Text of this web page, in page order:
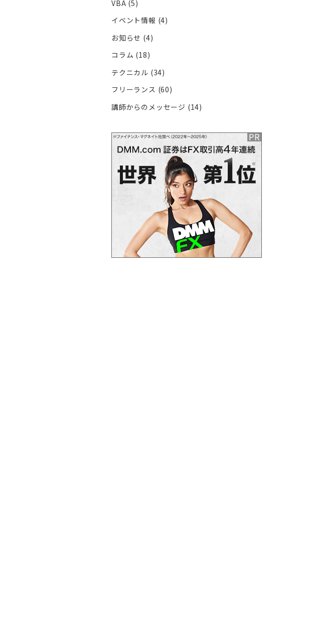
VBA (5)
イベント情報 (4)
お知らせ (4)
コラム (18)
テクニカル (34)
フリーランス (60)
講師からのメッセージ (14)